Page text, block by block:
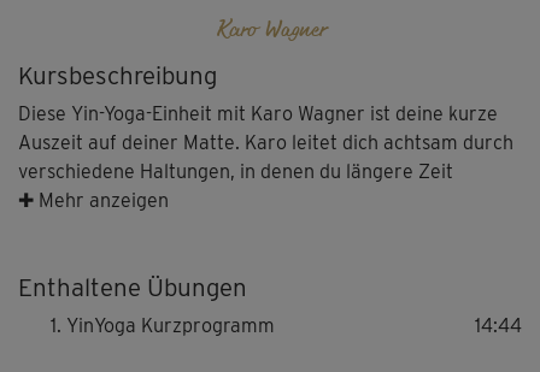
Kursbeschreibung
Diese Yin-Yoga-Einheit mit Karo Wagner ist deine kurze
Auszeit auf deiner Matte. Karo leitet dich achtsam durch
verschiedene Haltungen, in denen du längere Zeit
verweilst, um vollkommen in sie einzutauchen. Du
✚ Mehr anzeigen
Enthaltene Übungen
YinYoga Kurzprogramm 14:44
Karo Wagner